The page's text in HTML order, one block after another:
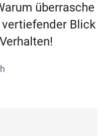
überrasche
Blick